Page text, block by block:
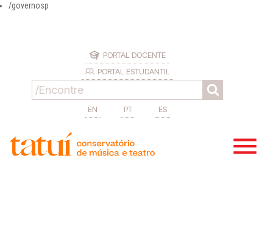
/governosp
PORTAL DOCENTE
PORTAL ESTUDANTIL
EN PT ES